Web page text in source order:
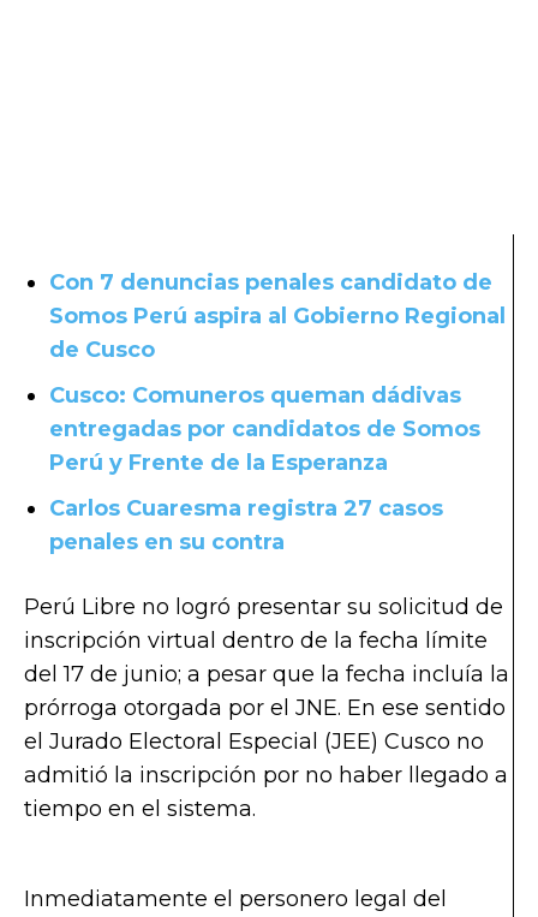
Con 7 denuncias penales candidato de
Somos Perú aspira al Gobierno Regional
de Cusco
Cusco: Comuneros queman dádivas
entregadas por candidatos de Somos
Perú y Frente de la Esperanza
Carlos Cuaresma registra 27 casos
penales en su contra
Perú Libre no logró presentar su solicitud de
inscripción virtual dentro de la fecha límite
del 17 de junio; a pesar que la fecha incluía la
prórroga otorgada por el JNE. En ese sentido
el Jurado Electoral Especial (JEE) Cusco no
admitió la inscripción por no haber llegado a
tiempo en el sistema.
Inmediatamente el personero legal del